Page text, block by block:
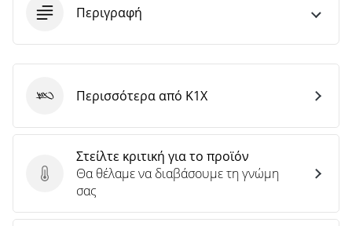
Περιγραφή
Στείλτε κριτική για το προϊόν
Στείλτε κριτική για το προϊόν
Θα θέλαμε να διαβάσουμε τη γνώμη
σας
K1X Περισσότερα από K1X